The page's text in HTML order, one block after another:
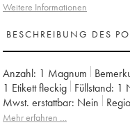
Weitere Informationen
BESCHREIBUNG DES
Anzahl: 1 Magnum
1 Etikett fleckig Füllstand: 1
Mwst. erstattbar:
nein
Appellation:
Châteauneuf-du-
Mehr erfahren …